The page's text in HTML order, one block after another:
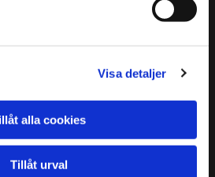
Visa detaljer
alla cookies
Tillåt urval